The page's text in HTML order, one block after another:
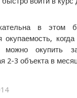
в этом
окупаемость,
можно окупить
2-3 объекта в